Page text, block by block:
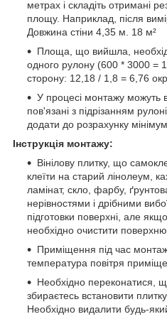
метрах і складіть отримані
площу. Наприклад, після
Довжина стіни 4,35 м. 18 м²
Площа, що вийшла,
одного рулону (600 * 3000 =
сторону: 12,18 / 1,8 = 6,76
У процесі монтажу можуть
пов'язані з підрізанням
додати до розрахунку
Інструкція монтажу:
Вінілову плитку, що
клеїти на старий лінолеум,
ламінат, скло, фарбу,
нерівностями і дрібними
підготовки поверхні, але
необхідно очистити
Приміщення під час
температура повітря
Необхідно переконатися,
збираєтесь встановити
Необхідно видалити будь-